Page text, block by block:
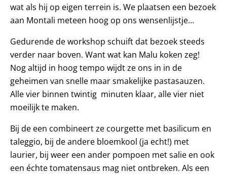
wat als hij op eigen terrein is. We plaatsen een bezoek
aan Montali meteen hoog op ons wensenlijstje…
Gedurende de workshop schuift dat bezoek steeds
verder naar boven. Want wat kan Malu koken zeg!
Nog altijd in hoog tempo wijdt ze ons in in de
geheimen van snelle maar smakelijke pastasauzen.
Alle vier binnen twintig minuten klaar, alle vier niet
moeilijk te maken.
Bij de een combineert ze courgette met basilicum en
taleggio, bij de andere bloemkool (ja echt!) met
laurier, bij weer een ander pompoen met salie en ook
een échte tomatensaus mag niet ontbreken. Als een